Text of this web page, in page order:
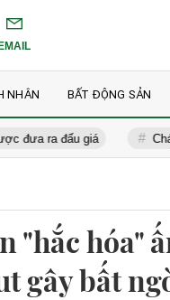
EMAIL
NHÂN BẤT ĐỘNG SẢN
đấu giá Cháy nhà
"hắc hóa"
gây bất